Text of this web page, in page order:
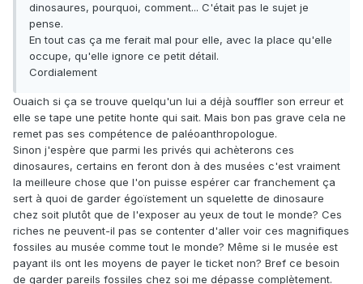
dinosaures, pourquoi, comment... C'était pas le sujet je
pense.
En tout cas ça me ferait mal pour elle, avec la place qu'elle
occupe, qu'elle ignore ce petit détail.
Cordialement
Ouaich si ça se trouve quelqu'un lui a déjà souffler son erreur et
elle se tape une petite honte qui sait. Mais bon pas grave cela ne
remet pas ses compétence de paléoanthropologue.
Sinon j'espère que parmi les privés qui achèterons ces
dinosaures, certains en feront don à des musées c'est vraiment
la meilleure chose que l'on puisse espérer car franchement ça
sert à quoi de garder égoïstement un squelette de dinosaure
chez soit plutôt que de l'exposer au yeux de tout le monde? Ces
riches ne peuvent-il pas se contenter d'aller voir ces magnifiques
fossiles au musée comme tout le monde? Même si le musée est
payant ils ont les moyens de payer le ticket non? Bref ce besoin
de garder pareils fossiles chez soi me dépasse complètement.